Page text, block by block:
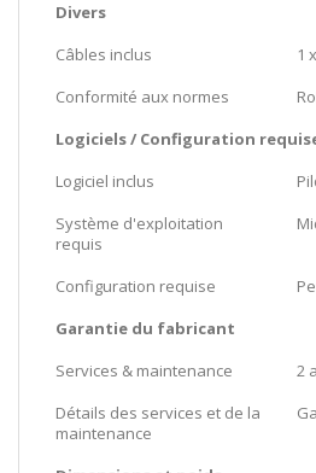
Divers
Câbles inclus
1
Conformité aux normes
Logiciels / Configuration
Logiciel inclus
Système d'exploitation
requis
Configuration requise
Garantie du fabricant
Services & maintenance
2
Détails des services et de la
maintenance